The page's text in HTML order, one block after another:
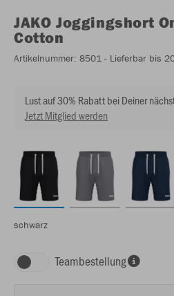
JAKO Joggingshort
Cotton
Artikelnummer: 8501 - Lieferbar bis
Lust auf 30% Rabatt bei Deiner
Jetzt Mitglied werden
schwarz
Teambestellung